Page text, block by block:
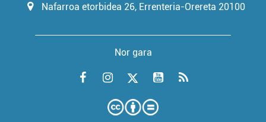
Nafarroa etorbidea 26, Errenteria-Orereta 20100
Nor gara